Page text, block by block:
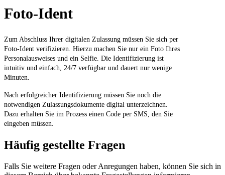
Foto-Ident
Zum Abschluss Ihrer digitalen Zulassung müssen Sie sich per
Foto-Ident verifizieren. Hierzu machen Sie nur ein Foto Ihres
Personalausweises und ein Selfie. Die Identifizierung ist
intuitiv und einfach, 24/7 verfügbar und dauert nur wenige
Minuten.
Nach erfolgreicher Identifizierung müssen Sie noch die
notwendigen Zulassungsdokumente digital unterzeichnen.
Dazu erhalten Sie im Prozess einen Code per SMS, den Sie
eingeben müssen.
Häufig gestellte Fragen
Falls Sie weitere Fragen oder Anregungen haben, können Sie sich in